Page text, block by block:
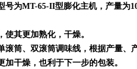
号为MT-65-II型膨化主机，产量为
其更加熟化，干燥。
筒、双滚筒调味线，根据产量、
干燥，也利于下一步的包装。